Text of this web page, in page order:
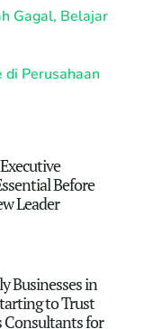
Gagal, Belajar
di Perusahaan
Before
Leader
Businesses in
to Trust
Consultants for